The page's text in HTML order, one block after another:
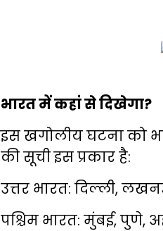
भारत में कहां से दिखेगा?
इस खगोलीय घटना को
की सूची इस प्रकार है:
उत्तर भारत: दिल्ली,
पश्चिम भारत: मुंबई, पुणे,